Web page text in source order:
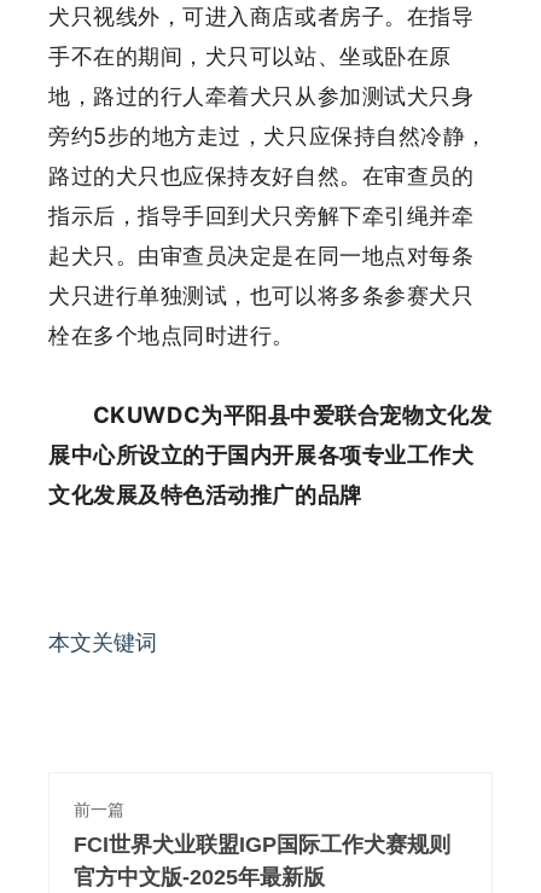
犬只视线外，可进入商店或者房子。在指导
手不在的期间，犬只可以站、坐或卧在原
地，路过的行人牵着犬只从参加测试犬只身
旁约5步的地方走过，犬只应保持自然冷静，
路过的犬只也应保持友好自然。在审查员的
指示后，指导手回到犬只旁解下牵引绳并牵
起犬只。由审查员决定是在同一地点对每条
犬只进行单独测试，也可以将多条参赛犬只
栓在多个地点同时进行。
CKUWDC为平阳县中爱联合宠物文化发
展中心所设立的于国内开展各项专业工作犬
文化发展及特色活动推广的品牌
本文关键词
前一篇
FCI世界犬业联盟IGP国际工作犬赛规则
官方中文版-2025年最新版